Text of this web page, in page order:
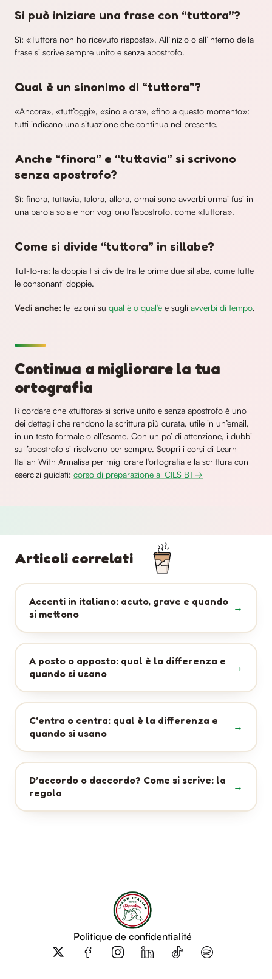
Si può iniziare una frase con “tuttora”?
Sì: «Tuttora non ho ricevuto risposta». All’inizio o all’interno della
frase si scrive sempre unito e senza apostrofo.
Qual è un sinonimo di “tuttora”?
«Ancora», «tutt’oggi», «sino a ora», «fino a questo momento»:
tutti indicano una situazione che continua nel presente.
Anche “finora” e “tuttavia” si scrivono
senza apostrofo?
Sì: finora, tuttavia, talora, allora, ormai sono avverbi ormai fusi in
una parola sola e non vogliono l’apostrofo, come «tuttora».
Come si divide “tuttora” in sillabe?
Tut-to-ra: la doppia t si divide tra le prime due sillabe, come tutte
le consonanti doppie.
Vedi anche: le lezioni su qual è o qual’è e sugli avverbi di tempo.
Continua a migliorare la tua
ortografia
Ricordare che «tuttora» si scrive unito e senza apostrofo è uno
dei dettagli che rendono la scrittura più curata, utile in un’email,
in un testo formale o all’esame. Con un po’ di attenzione, i dubbi
sull’apostrofo si risolvono per sempre. Scopri i corsi di Learn
Italian With Annalisa per migliorare l’ortografia e la scrittura con
esercizi guidati: corso di preparazione al CILS B1 →
Articoli correlati
Accenti in italiano: acuto, grave e quando
si mettono
A posto o apposto: qual è la differenza e
quando si usano
C’entra o centra: qual è la differenza e
quando si usano
D’accordo o daccordo? Come si scrive: la
regola
Politique de confidentialité
X
-